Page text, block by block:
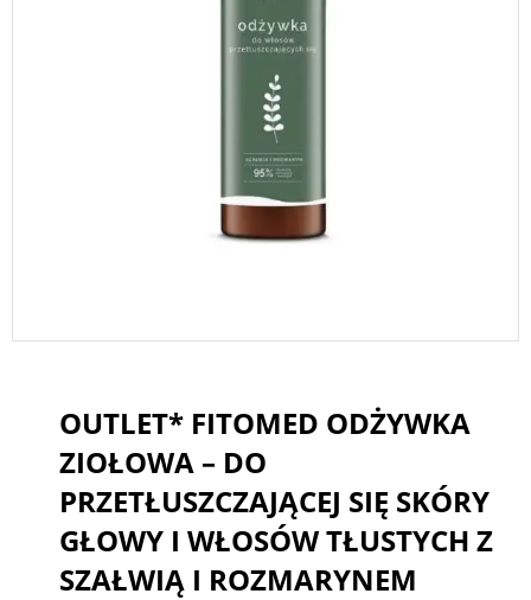
OUTLET* FITOMED ODŻYWKA
ZIOŁOWA – DO
PRZETŁUSZCZAJĄCEJ SIĘ SKÓRY
GŁOWY I WŁOSÓW TŁUSTYCH Z
SZAŁWIĄ I ROZMARYNEM